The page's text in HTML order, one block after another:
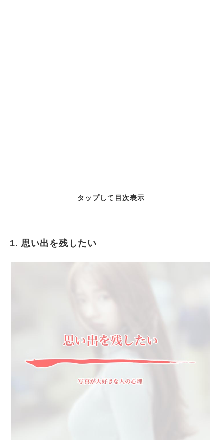
タップして目次表示
コミュニケーションのツールにしたい
写真の中だけでも違う自分に変身したい
写真を通して表現したい
部屋に飾りたい
1. 思い出を残したい